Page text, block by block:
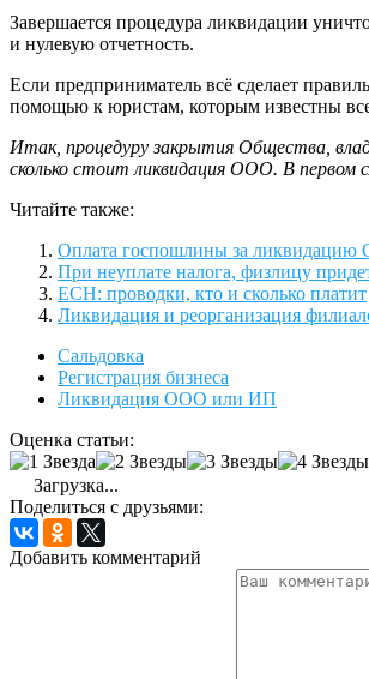
Завершается процедура ликвидации
и нулевую отчетность.
Если предприниматель всё сделает
помощью к юристам, которым известны
Итак, процедуру закрытия Общества,
сколько стоит ликвидация ООО. В первом
Читайте также:
Оплата госпошлины за ликвидацию
При неуплате налога, физлицу
ЕСН: проводки, кто и сколько платит
Ликвидация и реорганизация
Сальдовка
Регистрация бизнеса
Ликвидация ООО или ИП
Оценка статьи:
Загрузка...
Поделиться с друзьями:
Добавить комментарий